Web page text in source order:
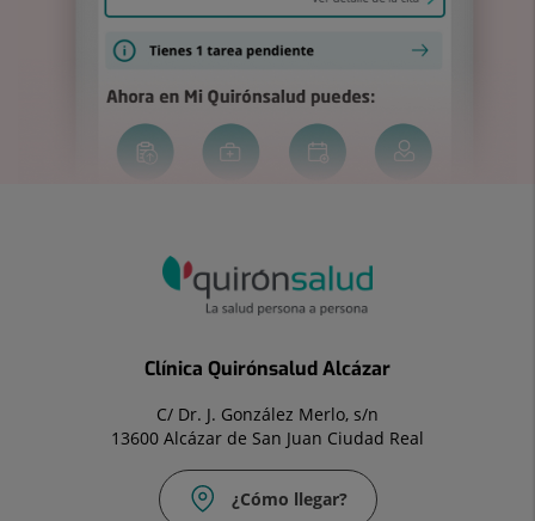
Clínica Quirónsalud Alcázar
C/ Dr. J. González Merlo, s/n
13600 Alcázar de San Juan Ciudad Real
¿Cómo llegar?